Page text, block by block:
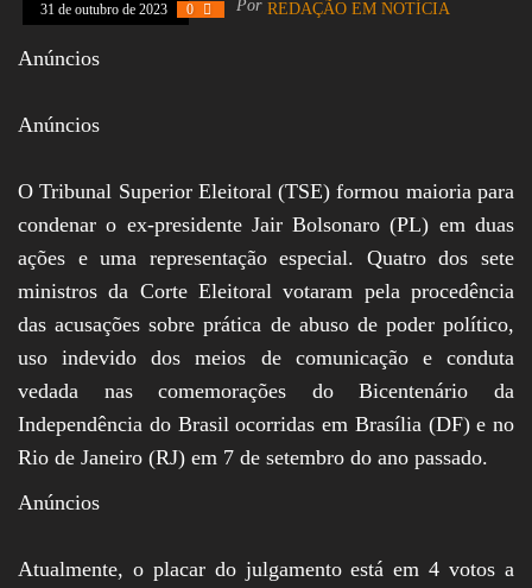
Assembleia
Vinhos, Bebidas,
Cervejas, Comida,
Receitas, Chef, RH,
Emprego,
Empreendedorismo,
Negócios,
Oportunidades,
31 de outubro de 2023 0 Por REDAÇÃO EM NOTÍCIA
Anúncios
Anúncios
O Tribunal Superior Eleitoral (TSE) formou maioria para
condenar o ex-presidente Jair Bolsonaro (PL) em duas
ações e uma representação especial. Quatro dos sete
ministros da Corte Eleitoral votaram pela procedência
das acusações sobre prática de abuso de poder político,
uso indevido dos meios de comunicação e conduta
vedada nas comemorações do Bicentenário da
Independência do Brasil ocorridas em Brasília (DF) e no
Rio de Janeiro (RJ) em 7 de setembro do ano passado.
Anúncios
Atualmente, o placar do julgamento está em 4 votos a